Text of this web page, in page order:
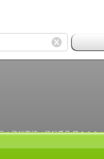
登録商標（登録番号 第６０９